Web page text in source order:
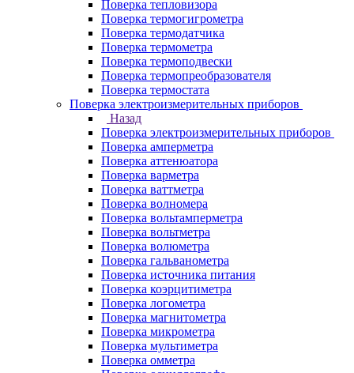
Поверка тепловизора
Поверка термогигрометра
Поверка термодатчика
Поверка термометра
Поверка термоподвески
Поверка термопреобразователя
Поверка термостата
Поверка электроизмерительных приборов
Назад
Поверка электроизмерительных приборов
Поверка амперметра
Поверка аттенюатора
Поверка варметра
Поверка ваттметра
Поверка волномера
Поверка вольтамперметра
Поверка вольтметра
Поверка волюметра
Поверка гальванометра
Поверка источника питания
Поверка коэрцитиметра
Поверка логометра
Поверка магнитометра
Поверка микрометра
Поверка мультиметра
Поверка омметра